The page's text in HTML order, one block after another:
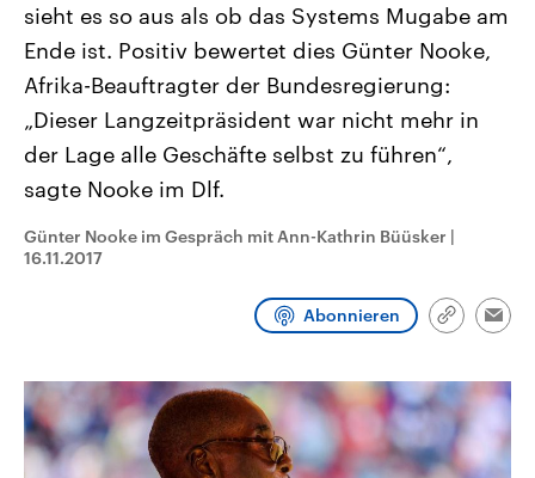
Landtagswahl Sachsen-Anhalt
2026
Alle Informationen
Sachsen-Anhalt wählt am 6.
September 2026 einen neuen
Landtag. Seit 2021 wird das
Bundesland von einer Koalition aus
CDU, SPD und FDP regiert.-
Umfragen, Prognosen,
und Hintergründe zu den Parteien
und Kandidaten der anstehenden
Wahl.
USA
Aktuelle Beiträge,
Hintergründe
Wirtschaftlich und
gehören die Vereinigten
den mächtigsten Ländern
mit großem Einfluss auf
Sendungen Programm Podcasts
sieht es so aus als ob das Systems Mugabe am
Ende ist. Positiv bewertet dies Günter Nooke,
Afrika-Beauftragter der Bundesregierung:
„Dieser Langzeitpräsident war nicht mehr in
der Lage alle Geschäfte selbst zu führen“,
sagte Nooke im Dlf.
Günter Nooke im Gespräch mit Ann-Kathrin Büüsker |
16.11.2017
Abonnieren
Link